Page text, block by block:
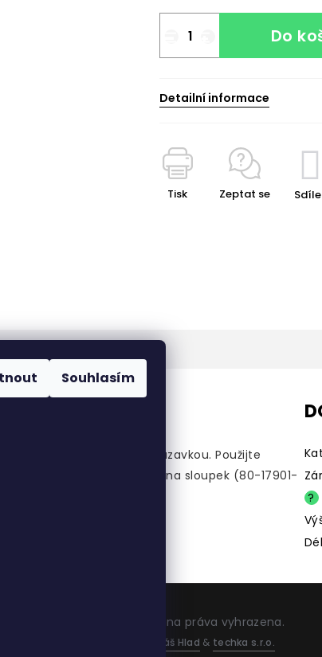
Souhlasím
Do
Detailní informace
Tisk Zeptat se
lůžko s žebříkem a skluzavkou. Použijte
a pohodlí.
Pamatujte na sloupek (80-17901-
a je vyrobena z MDF.
?
. Všechna práva vyhrazena.
Tomáš Hlad & techka s.r.o.